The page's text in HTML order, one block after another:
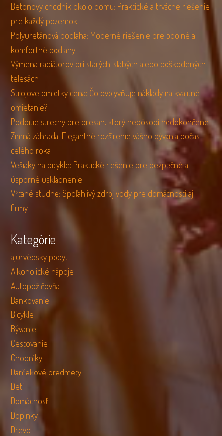
Betonovy chodnik okolo domu: Praktické a trvácne riešenie
pre každý pozemok
Polyuretánová podlaha: Moderné riešenie pre odolné a
komfortné podlahy
Výmena radiátorov pri starých, slabých alebo poškodených
telesách
Strojove omietky cena: Čo ovplyvňuje náklady na kvalitné
omietanie?
Podbitie strechy pre presah, ktorý nepôsobí nedokončene
Zimná záhrada: Elegantné rozšírenie vášho bývania počas
celého roka
Vešiaky na bicykle: Praktické riešenie pre bezpečné a
úsporné uskladnenie
Vŕtané studne: Spoľahlivý zdroj vody pre domácnosti aj
firmy
Kategórie
ajurvédsky pobyt
Alkoholické nápoje
Autopožičovňa
Bankovanie
Bicykle
Bývanie
Cestovanie
Chodníky
Darčekové predmety
Deti
Domácnosť
Doplnky
Drevo